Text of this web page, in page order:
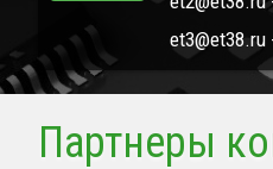
Партнеры